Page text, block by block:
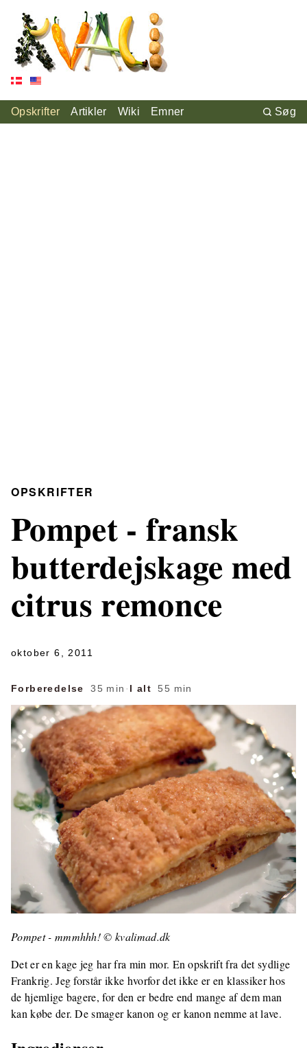
Opskrifter Artikler Wiki Emner Søg
OPSKRIFTER
Pompet - fransk
butterdejskage med
citrus remonce
oktober 6, 2011
Forberedelse 35 min · I alt 55 min
Pompet - mmmhhh! © kvalimad.dk
Det er en kage jeg har fra min mor. En opskrift fra det sydlige
Frankrig. Jeg forstår ikke hvorfor det ikke er en klassiker hos
de hjemlige bagere, for den er bedre end mange af dem man
kan købe der. De smager kanon og er kanon nemme at lave.